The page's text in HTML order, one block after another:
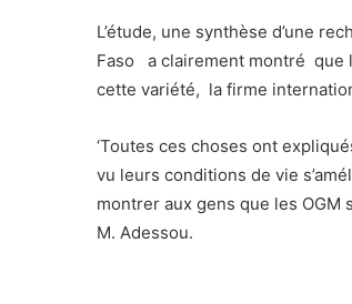
L’étude, une synthèse d’une
Faso a clairement montré que
cette variété, la firme
‘Toutes ces choses ont
vu leurs conditions de vie
montrer aux gens que les OGM
M. Adessou.